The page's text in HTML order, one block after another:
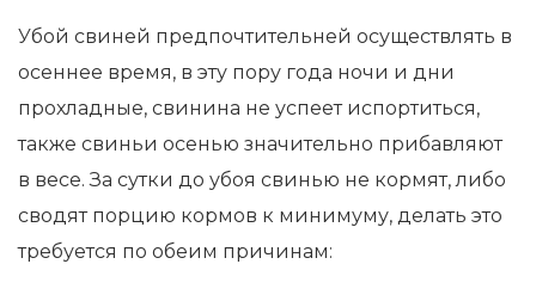
Убой свиней предпочтительней осуществлять в
осеннее время, в эту пору года ночи и дни
прохладные, свинина не успеет испортиться,
также свиньи осенью значительно прибавляют
в весе. За сутки до убоя свинью не кормят, либо
сводят порцию кормов к минимуму, делать это
требуется по обеим причинам: